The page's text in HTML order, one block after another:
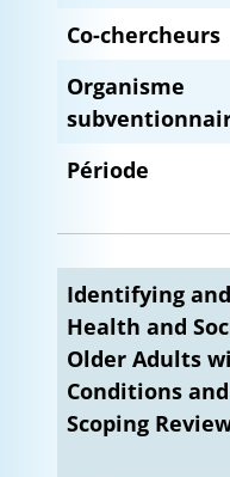
Co-chercheurs
Organisme
Période
Identifying
Health and
Older Adults
Conditions
Scoping